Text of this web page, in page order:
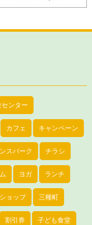
ンター
カフェ キャンペーン
スパーク チラシ
ヨガ ランチ
ョップ 三種町
割引券 子ども食堂